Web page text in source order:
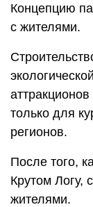
Концепцию
с жителями.
только для
регионов.
После того,
Крутом Логу,
жителями.